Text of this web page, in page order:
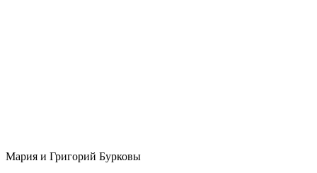
Мария и Григорий Бурковы